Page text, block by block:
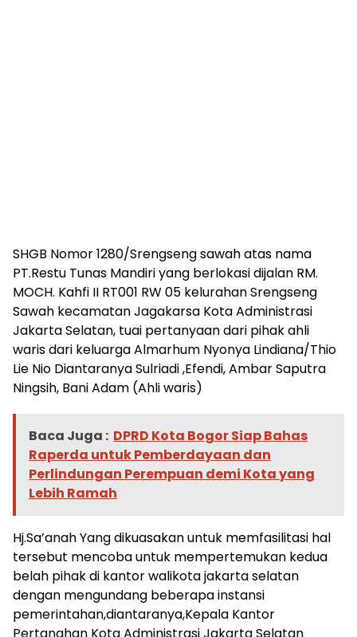
SHGB Nomor 1280/Srengseng sawah atas nama
PT.Restu Tunas Mandiri yang berlokasi dijalan RM.
MOCH. Kahfi II RT001 RW 05 kelurahan Srengseng
Sawah kecamatan Jagakarsa Kota Administrasi
Jakarta Selatan, tuai pertanyaan dari pihak ahli
waris dari keluarga Almarhum Nyonya Lindiana/Thio
Lie Nio Diantaranya Sulriadi ,Efendi, Ambar Saputra
Ningsih, Bani Adam (Ahli waris)
Baca Juga : DPRD Kota Bogor Siap Bahas
Raperda untuk Pemberdayaan dan
Perlindungan Perempuan demi Kota yang
Lebih Ramah
Hj.Sa’anah Yang dikuasakan untuk memfasilitasi hal
tersebut mencoba untuk mempertemukan kedua
belah pihak di kantor walikota jakarta selatan
dengan mengundang beberapa instansi
pemerintahan,diantaranya,Kepala Kantor